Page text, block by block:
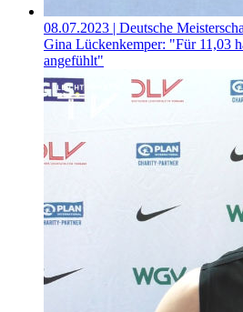
08.07.2023 | Deutsche
Gina Lückenkemper: "Für 11,03
angefühlt"